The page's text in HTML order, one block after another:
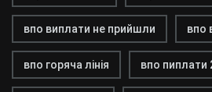
впо виплати не прийшли впо
впо горяча лінія впо пиплати